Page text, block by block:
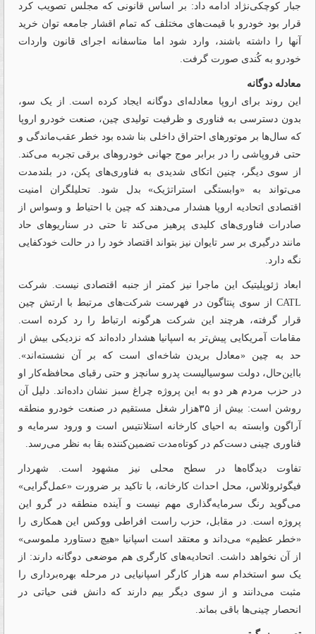
جبار کوچکی‌نژاد ادامه داد: بر اساس قانونی که مجلس تصویب کرد
قرار بود خودرو با قیمت‌های مختلف که تمام اقشار جامعه توان خرید
آنها را داشته باشند، وارد شود اما متاسفانه اجرای قانون واردات
خودرو به کُندی صورت گرفت.
معادله دوگانه
این روند برای اروپا معادله‌ای دوگانه ایجاد کرده است. از یک سو،
بدون دسترسی به فناوری و ظرفیت تولیدی چین، صنعت خودرو اروپا
که سال‌ها بر موتورهای احتراق داخلی بنا شده بود خطر عقب‌ماندگی و
حتی فروپاشی را در برابر موج جهانی خودروهای برقی تجربه می‌کند.
از سوی دیگر، چنین اتکای شدیدی به فناوری‌های پکن، در بلندمدت
می‌تواند به «وابستگی استراتژیک» بدل شود. تحلیلگران امنیت
اقتصادی اتحادیه اروپا هشدار می‌دهند که چین با احتیاط و وسواس از
صادرات فناوری‌های کلیدی پرهیز می‌کند تا حتی در سناریوهای حاد
مانند درگیری بر سر تایوان نیز بتواند اقتصاد خود را در حالت خودکفایی
نگه دارد.
ابعاد ژئوپلیتیک این ماجرا نیز کمتر از جنبه اقتصادی نیست. شرکت
CATL از سوی پنتاگون در فهرست شرکت‌های مرتبط با ارتش چین
قرار گرفته، هرچند این شرکت هرگونه ارتباط را رد کرده است.
مقامات آمریکایی پیش‌تر به اسپانیا هشدار داده‌اند که نزدیکی بیش از
حد به چین «معادل بریدن شاخه‌ای است که بر آن نشسته‌اند».
با‌این‌حال، دولت سوسیالیست پدرو سانچز و حتی رقبای محافظه‌کار او
در حزب مردم هر دو به این پروژه چراغ سبز نشان داده‌اند. دلیل آن
روشن است: بیش از ۳۵هزار شغل مستقیم در صنعت خودرو منطقه
آراگون وابسته به احیای کارخانه استلانتیس است و ورود سرمایه و
فناوری چینی دست‌کم در کوتاه‌مدت تضمین‌کننده بقا به نظر می‌رسد.
تفاوت دیدگاه‌ها در سطح محلی نیز مشهود است. شهردار
فیگوئروئلاس، محل احداث کارخانه، با تاکید بر ضرورت «عمل‌گرایی»
می‌گوید رنگ سرمایه‌گذاری مهم نیست و آینده منطقه در گرو این
پروژه است. در مقابل، حزب راست افراطی ووکس این همکاری را
«خطر عظیم» می‌داند و معتقد است اسپانیا «هیچ دستاورد ملموسی»
از آن نخواهد داشت. اتحادیه‌های کارگری هم موضعی دوگانه دارند: از
یک سو استخدام سه هزار کارگر اسپانیایی در مرحله بهره‌برداری را
مثبت می‌دانند و از سوی دیگر بیم دارند که دانش فنی حیاتی در
انحصار چینی‌ها باقی بماند.